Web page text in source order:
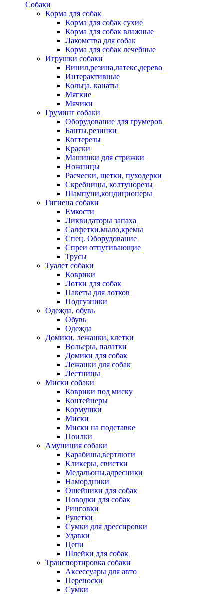
Собаки
Корма для собак
Корма для собак сухие
Корма для собак влажные
Лакомства для собак
Корма для собак лечебные
Игрушки собаки
Винил,резина,латекс,дерево
Интерактивные
Кольца, канаты
Мягкие
Мячики
Груминг собаки
Оборудование для грумеров
Банты,резинки
Когтерезы
Краски
Машинки для стрижки
Ножницы
Расчески, щетки, пуходерки
Скребницы, колтунорезы
Шампуни,кондиционеры
Гигиена собаки
Емкости
Ликвидаторы запаха
Салфетки,мыло,кремы
Спец. Оборудование
Спреи отпугивающие
Трусы
Туалет собаки
Коврики
Лотки для собак
Пакеты для лотков
Подгузники
Одежда, обувь
Обувь
Одежда
Домики, лежанки, клетки
Вольеры, палатки
Домики для собак
Лежанки для собак
Лестницы
Миски собаки
Коврики под миску
Контейнеры
Кормушки
Миски
Миски на подставке
Поилки
Амуниция собаки
Карабины,вертлюги
Кликеры, свистки
Медальоны,адресники
Намордники
Ошейники для собак
Поводки для собак
Ринговки
Рулетки
Сумки для дрессировки
Удавки
Цепи
Шлейки для собак
Транспортировка собаки
Аксессуары для авто
Переноски
Сумки